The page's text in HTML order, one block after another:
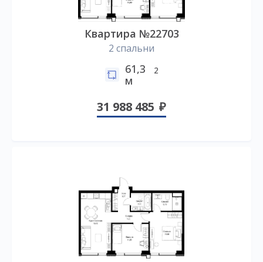
Квартира №22703
2 спальни
61,3
м
2
31 988 485